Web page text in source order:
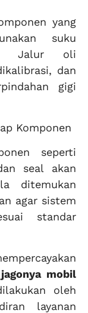
yang
suku
Jalur oli
dan
gigi
Komponen
seperti
seal akan
ditemukan
agar sistem
standar
mobil
oleh
layanan